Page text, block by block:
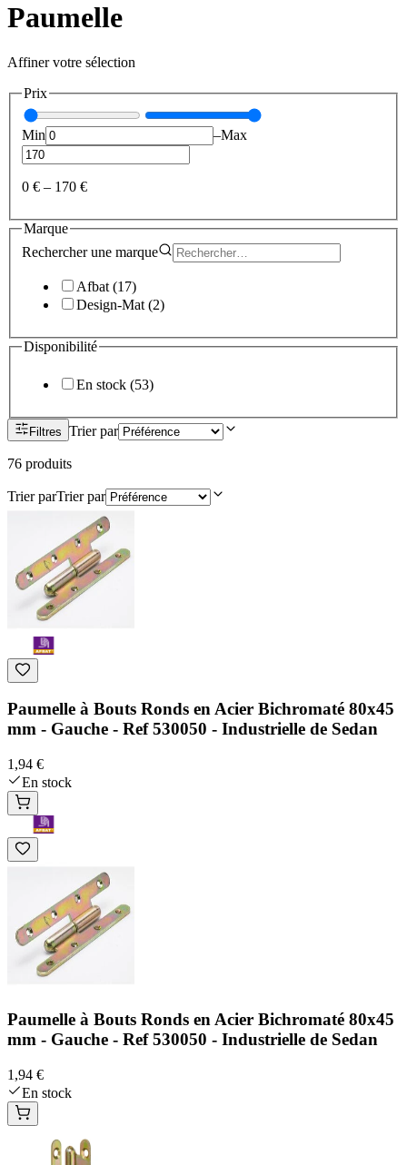
Paumelle
Affiner votre sélection
Prix
Min –Max
0 € – 170 €
Marque
Rechercher une marque
Afbat (17)
Design-Mat (2)
Disponibilité
En stock (53)
Filtres Trier par
76 produits
Trier parTrier par
Paumelle à Bouts Ronds en Acier Bichromaté 80x45
mm - Gauche - Ref 530050 - Industrielle de Sedan
1,94 €
En stock
Paumelle à Bouts Ronds en Acier Bichromaté 80x45
mm - Gauche - Ref 530050 - Industrielle de Sedan
1,94 €
En stock